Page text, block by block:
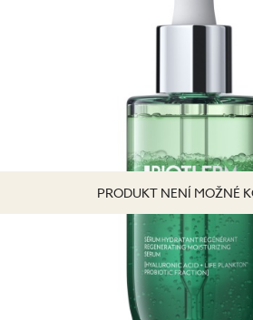
peeling a exfoliace
čisticí masky
24 hodinové
s SPF
BB/CC krémy
PRODUKT NENÍ MOŽNÉ